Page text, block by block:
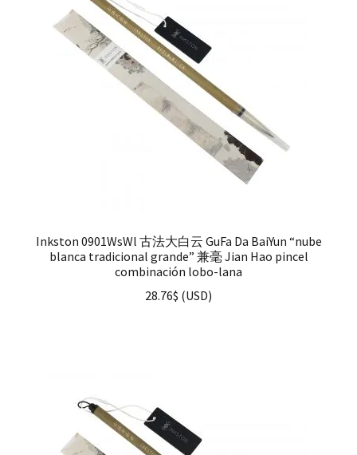
Inkston 0901WsWl 古法大白云 GuFa Da BaiYun “nube
blanca tradicional grande” 兼毫 Jian Hao pincel
combinación lobo-lana
28.76$ (USD)